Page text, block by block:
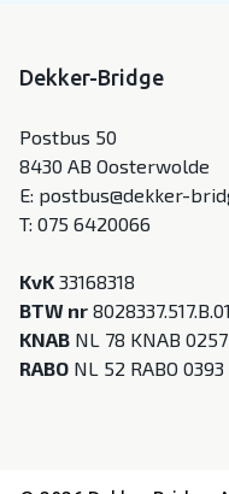
Dekker-Bridge
Postbus 50
8430 AB Oosterwolde
E: postbus@dekker-
T: 075 6420066
KvK 33168318
BTW nr 8028337.517.B.01
KNAB NL 78 KNAB
RABO NL 52 RABO 0393